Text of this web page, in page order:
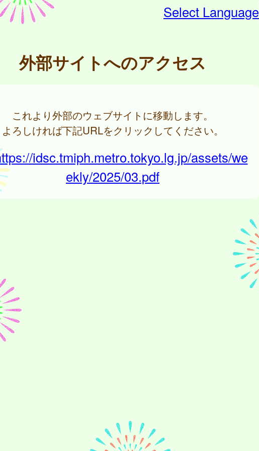
Select Language
外部サイトへのアクセス
これより外部のウェブサイトに移動します。
よろしければ下記URLをクリックしてください。
idsc.tmiph.metro.tokyo.lg.jp/assets/we
ekly/2025/03.pdf